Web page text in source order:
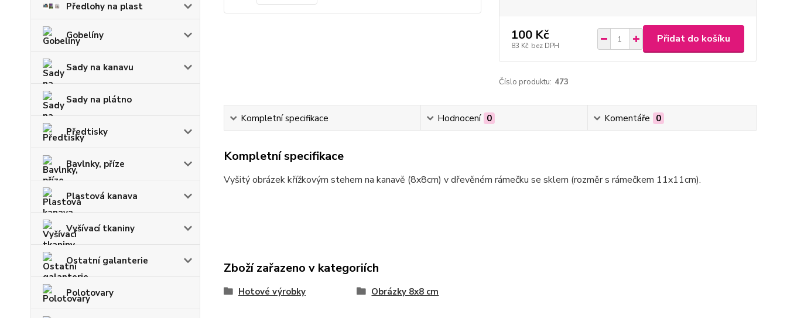
Předlohy na plast
Gobelíny
Sady na kanavu
Sady na plátno
Předtisky
Bavlnky, příze
Plastová kanava
Vyšívací tkaniny
Ostatní galanterie
Polotovary
100 Kč
83 Kč bez DPH
Přidat do košíku
Číslo produktu: 473
Kompletní specifikace Hodnocení 0 Komentáře 0
Kompletní specifikace
Vyšitý obrázek křížkovým stehem na kanavě (8x8cm) v dřevěném rámečku se sklem (rozměr s rámečkem 11x11cm).
Zboží zařazeno v kategoriích
Hotové výrobky Obrázky 8x8 cm